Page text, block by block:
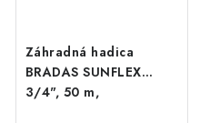
Záhradná hadica
BRADAS SUNFLEX
3/4", 50 m,